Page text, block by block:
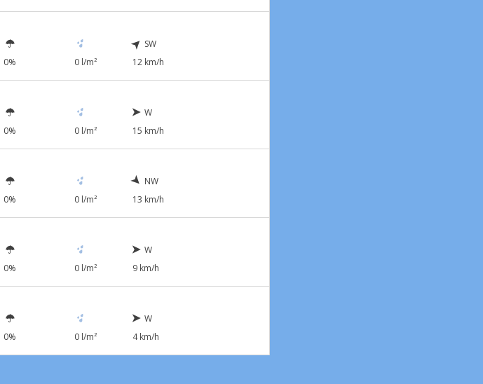
0% 0 l/m²
SW
12 km/h
0% 0 l/m²
W
15 km/h
0% 0 l/m²
NW
13 km/h
0% 0 l/m²
W
9 km/h
0% 0 l/m²
W
4 km/h